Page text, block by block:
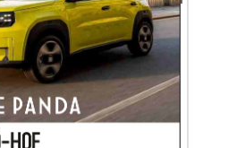
már
mennyit kell
műtétre
közölt
nem lehet látni, hogy